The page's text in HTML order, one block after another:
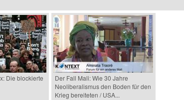
Die blockierte
Der Fall Mali: Wie 30 Jahre
Neoliberalismus den Boden für den
Krieg bereiteten / USA...